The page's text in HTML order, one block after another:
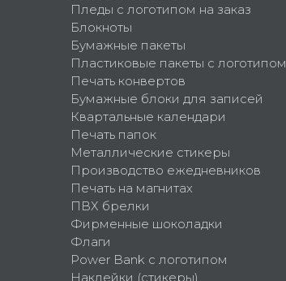
Пледы с логотипом на заказ
Блокноты
Бумажные пакеты
Пластиковые пакеты с логотипом
Печать конвертов
Бумажные блоки для записей
Квартальные календари
Печать папок
Металлические стикеры
Производство ежедневников
Печать на магнитах
ПВХ брелки
Фирменные шоколадки
Флаги
Power Bank с логотипом
Наклейки (стикеры)